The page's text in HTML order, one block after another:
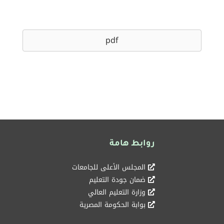
pdf
روابط هامة
المجلس الأعلى للجامعات
ضمان جودة التعليم
وزارة التعليم العالي
بوابة الحكومة المصرية